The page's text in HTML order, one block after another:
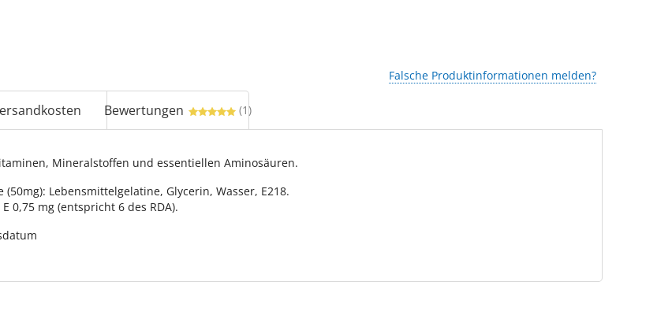
Falsche Produktinformationen melden?
Bewertungen (1)
Mineralstoffen und essentiellen Aminosäuren.
Lebensmittelgelatine, Glycerin, Wasser, E218.
0,75 mg (entspricht 6 des RDA).